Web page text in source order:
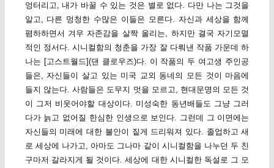
엉터리고, 내가 바꿀 수 있는 것은 별로 없다. 다만 나는 그것을
알고, 다른 멍청한 수많은 이들은 모른다. 자신과 세상을 함께
폄하하면서 겨우 자존감을 살짝 올리는, 하지만 결국 자기모멸
적인 정서다. 시니컬함의 청춘을 가장 잘 다뤄낸 작품 가운데 하
나는 [고스트월드](댄 클로우즈)다. 이 작품의 두 여고생 주인공
들은, 자신들이 살고 있는 미국 교외 동네의 모든 것이 마음에
들지 않는다. 사람들은 도무지 멋을 모르고, 현대문명의 모든 것
이 그저 비웃어야할 대상이다. 미성숙한 동년배들도 그냥 그러
다가 늙고 없어질 한심한 인생으로 보인다. 그런데 그 이면에는
자신들의 미래에 대한 불안이 짙게 드리워져 있다. 졸업하고 새
로 세상에 나가고, 아마도 그나마 같이 시니컬함을 나누던 두 친
구마저 갈라지게 될 것이다. 세상에 대한 시니컬한 독설로 그 모